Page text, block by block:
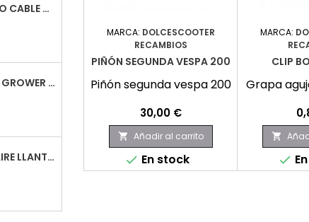
PRISIONERO CABLE CAMBIO VESPA
ARANDELA GROWER M7 INOX VESPA
CÁMARA AIRE LLANTA 10 VESPA
MARCA: DOLCESCOOTER
RECAMBIOS
PIÑÓN SEGUNDA VESPA 200
Piñón segunda vespa 200
Precio
30,00 €
 Añadir al carrito
 En stock
MARCA:
CLIP
Grapa

